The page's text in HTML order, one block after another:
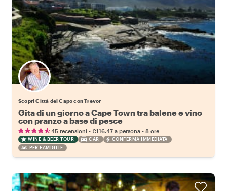
Scopri Città del Capo con Trevor
Gita di un giorno a Cape Town tra balene e vino
con pranzo a base di pesce
45 recensioni • €116.47 a persona • 8 ore
WINE & BEER TOUR CAR
CONFERMA IMMEDIATA
PER FAMIGLIE